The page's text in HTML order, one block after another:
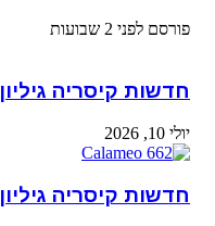
פורסם לפני 2 שבועות
חדשות קיסריה גיליון 663
יולי 10, 2026
חדשות קיסריה גיליון 662